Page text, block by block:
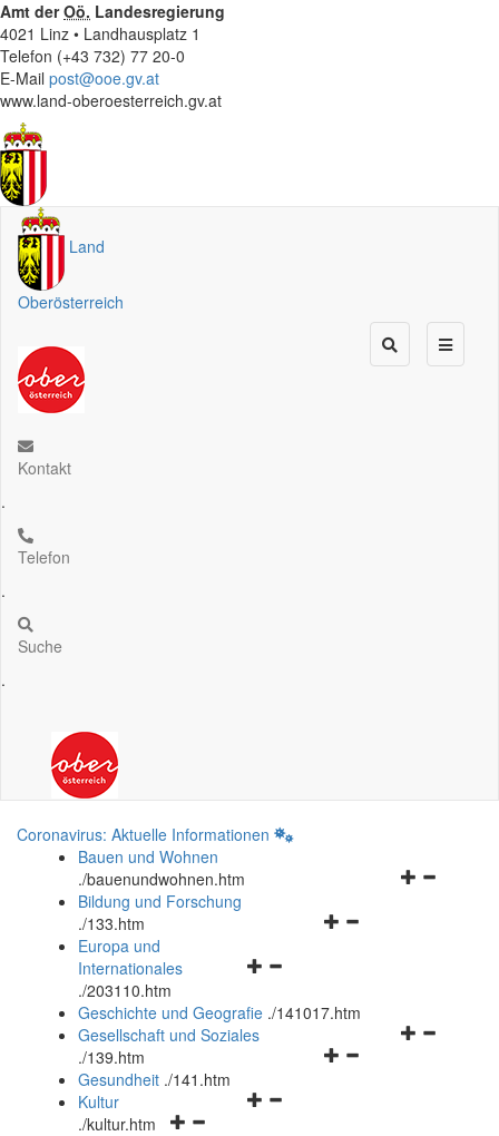
Amt derOö. Landesregierung
4021 Linz • Landhausplatz 1
Telefon (+43 732) 77 20-0
E-Mail post@ooe.gv.at
www.land-oberoesterreich.gv.at
Land
Oberösterreich
Kontakt
.
Telefon
.
Suche
.
Coronavirus: Aktuelle Informationen
Bauen und Wohnen
./bauenundwohnen.htm
Navigationsmenü
Bildung und Forschung
./133.htm
Navigationsmenü
und
schließen
Europa und
Internationales
./203110.htm
Geschichte und Geografie ./141017.htm
Navigationsmenü
Gesellschaft und Soziales
./139.htm
Navigationsmenü
Gesundheit ./141.htm
Navigationsmenü
Kultur
./kultur.htm